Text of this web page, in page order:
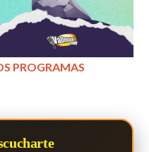
PROGRAMAS